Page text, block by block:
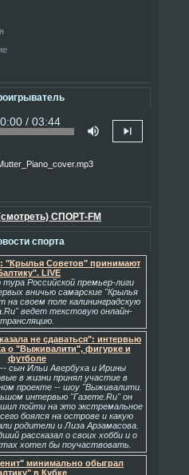
/ 03:44
volume_up skip_next
СПОРТ-FM
спорта
"Крылья Советов" принимают
LIVE
Российской премьер-лиги
вничью самарские "Крылья
своем поле калининградскую
ведет текстовую онлайн-
трансляцию.
не сдаваться": интервью
о "Выживалити", фигурке и
футболе
сын Ильи Авербуха и Ирины
в жизни принял участие в
проекте -- шоу "Выживалити.
интервью "Газете.Ru" он
пойти на это экстремальное
боялся на острове и какую
родители и Лиза Арзамасова.
рассказал о своих хобби и о
хотел бы поучаствовать.
минимально обыграл
в Кубке